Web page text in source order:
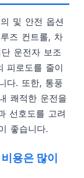
및 안전 옵션
즈 컨트롤, 차
운전자 보조
피로도를 줄이
다. 또한, 통풍
쾌적한 운전을
선호도를 고려
좋습니다.
용은 많이